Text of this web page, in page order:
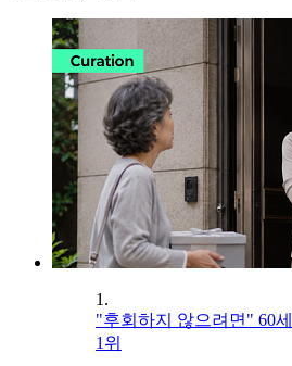
1.
"후회하지 않으려면" 60
1위